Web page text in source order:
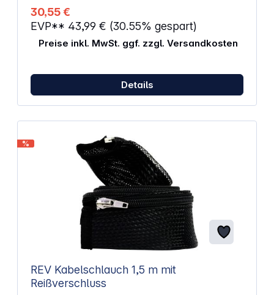
horizontal als auch vertikal angebracht werden. Die
Steckdosenleiste verfügt über 4 Schutzkontakt-
Steckplätze und 2 Euro-Steckplätze, somit können
Sie mehrere Geräte gleichzeitig verwenden.
Eigenschaften: Kabellänge: 2 m Kabelbezeichnung:
Berührungsschutz 4 Schutzkontakt-Steckdosen in
Anordnung
30,55 €
EVP** 43,99 € (30.55% gespart)
Preise inkl. MwSt. ggf. zzgl. Versandkosten
Details
%
REV Kabelschlauch 1,5 m mit
Reißverschluss